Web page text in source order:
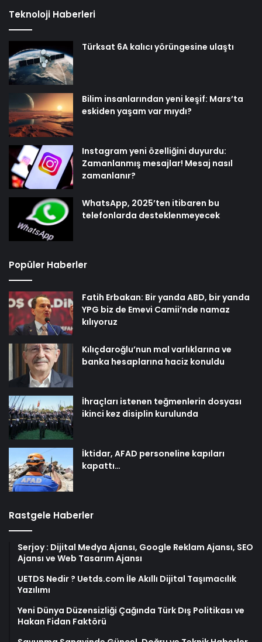
Teknoloji Haberleri
Türksat 6A kalıcı yörüngesine ulaştı
Bilim insanlarından yeni keşif: Mars’ta
eskiden yaşam var mıydı?
Instagram yeni özelliğini duyurdu:
Zamanlanmış mesajlar! Mesaj nasıl
zamanlanır?
WhatsApp, 2025’ten itibaren bu
telefonlarda desteklenmeyecek
Popüler Haberler
Fatih Erbakan: Bir yanda ABD, bir yanda
YPG biz de Emevi Camii’nde namaz
kılıyoruz
Kılıçdaroğlu’nun mal varlıklarına ve
banka hesaplarına haciz konuldu
İhraçları istenen teğmenlerin dosyası
ikinci kez disiplin kurulunda
İktidar, AFAD personeline kapıları
kapattı…
Rastgele Haberler
Serjoy : Dijital Medya Ajansı, Google Reklam Ajansı, SEO
Ajansı ve Web Tasarım Ajansı
UETDS Nedir ? Uetds.com İle Akıllı Dijital Taşımacılık
Yazılımı
Yeni Dünya Düzensizliği Çağında Türk Dış Politikası ve
Hakan Fidan Faktörü